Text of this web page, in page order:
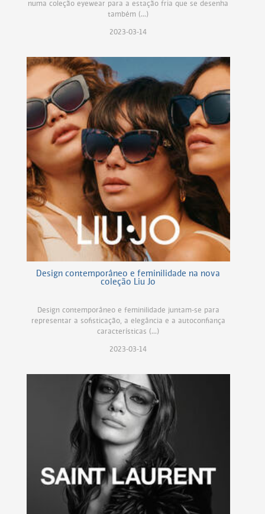
numa coleção eyewear para a estação fria que se desenha
também (...)
2023-03-14
Design contemporâneo e feminilidade na nova
coleção Liu Jo
Design contemporâneo e feminilidade juntam-se para
representar a sofisticação, a elegância e a autoconfiança
características (...)
2023-03-14